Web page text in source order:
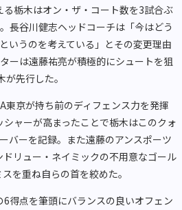
栃木はオン・ザ・コート数を3試合ぶ
長谷川健志ヘッドコーチは「今はどう
いうのを考えている」とその変更理由
ーは遠藤祐亮が積極的にシュートを狙
先行した。
東京が持ち前のディフェンス力を発揮
ャーが高まったことで栃木はこのクォ
バーを記録。また遠藤のアンスポーツ
リュー・ネイミックの不用意なゴール
を重ね自らの首を絞めた。
得点を筆頭にバランスの良いオフェン